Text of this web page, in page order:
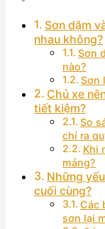
Sơn dặm
nhau không?
Sơn
nào?
Sơn
Chủ xe
tiết kiệm?
So
chí ra
Khi
mảng?
Những
cuối cùng?
Các
sơn lại